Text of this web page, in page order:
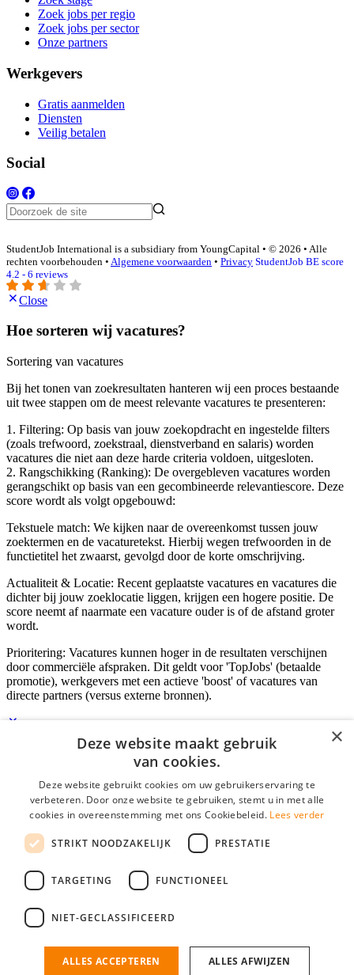
Zoek jobs per regio
Zoek jobs per sector
Onze partners
Werkgevers
Gratis aanmelden
Diensten
Veilig betalen
Social
StudentJob International is a subsidiary from YoungCapital • © 2026 • Alle
rechten voorbehouden • Algemene voorwaarden • Privacy StudentJob BE score
4.2 - 6 reviews
Close
Hoe sorteren wij vacatures?
Sortering van vacatures
Bij het tonen van zoekresultaten hanteren wij een proces bestaande
uit twee stappen om de meest relevante vacatures te presenteren:
1. Filtering: Op basis van jouw zoekopdracht en ingestelde filters
(zoals trefwoord, zoekstraal, dienstverband en salaris) worden
vacatures die niet aan deze harde criteria voldoen, uitgesloten.
2. Rangschikking (Ranking): De overgebleven vacatures worden
gerangschikt op basis van een gecombineerde relevantiescore. Deze
score wordt als volgt opgebouwd:
Tekstuele match: We kijken naar de overeenkomst tussen jouw
zoektermen en de vacaturetekst. Hierbij wegen trefwoorden in de
functietitel het zwaarst, gevolgd door de korte omschrijving.
Actualiteit & Locatie: Recent geplaatste vacatures en vacatures die
dichter bij jouw zoeklocatie liggen, krijgen een hogere positie. De
score neemt af naarmate een vacature ouder is of de afstand groter
wordt.
Prioritering: Vacatures kunnen hoger in de resultaten verschijnen
door commerciële afspraken. Dit geldt voor 'TopJobs' (betaalde
promotie), werkgevers met een actieve 'boost' of vacatures van
directe partners (versus externe bronnen).
Inloggen als bedrijf
E-mail*
Wachtwoord
login gegevens onthouden
login
Bedrijf aanmelden
nieuwe collega/werknemer zo gevonden!
×
Deze website maakt gebruik
van cookies.
Deze website gebruikt cookies om uw gebruikerservaring te
verbeteren. Door onze website te gebruiken, stemt u in met alle
cookies in overeenstemming met ons Cookiebeleid. Lees verder
STRIKT NOODZAKELIJK PRESTATIE
TARGETING FUNCTIONEEL
NIET-GECLASSIFICEERD
ALLES ACCEPTEREN ALLES AFWIJZEN